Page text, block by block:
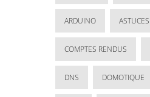
ARDUINO ASTUCES
COMPTES RENDUS
DNS DOMOTIQUE